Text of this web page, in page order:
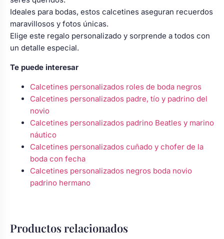
Ideales para bodas, estos calcetines aseguran recuerdos
maravillosos y fotos únicas.
Elige este regalo personalizado y sorprende a todos con
un detalle especial.
Te puede interesar
Calcetines personalizados roles de boda negros
Calcetines personalizados padre, tío y padrino del
novio
Calcetines personalizados padrino Beatles y marino
náutico
Calcetines personalizados cuñado y chofer de la
boda con fecha
Calcetines personalizados negros boda novio
padrino hermano
Productos relacionados